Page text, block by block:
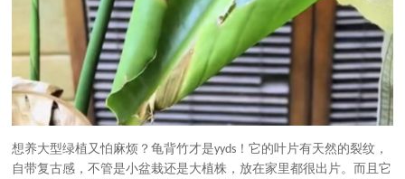
想养大型绿植又怕麻烦？龟背竹才是yyds ！它的叶片有天然的裂纹，
自带复古感，不管是小盆栽还是大植株，放在家里都很出片。而且它